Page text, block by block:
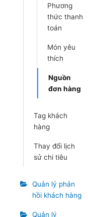
Phương
thức thanh
toán
Món yêu
thích
Nguồn
đơn hàng
Tag khách
hàng
Thay đổi lịch
sử chi tiêu
Quản lý phản
hồi khách hàng
Quản lý